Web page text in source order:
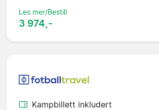
Les mer/Bestill
3 974,-
Kampbillett inkludert